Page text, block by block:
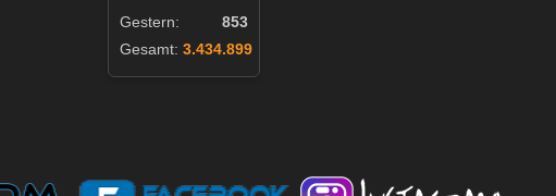
Gestern:
853
Gesamt: 3.434.899